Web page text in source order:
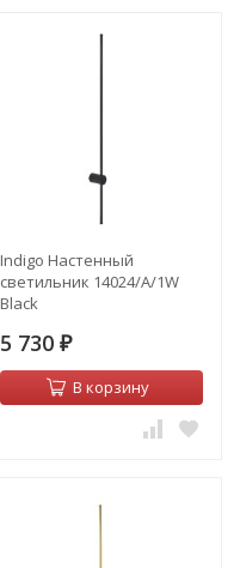
Indigo Настенный
светильник 14024/A/1W
Black
5 730 ₽
В корзину